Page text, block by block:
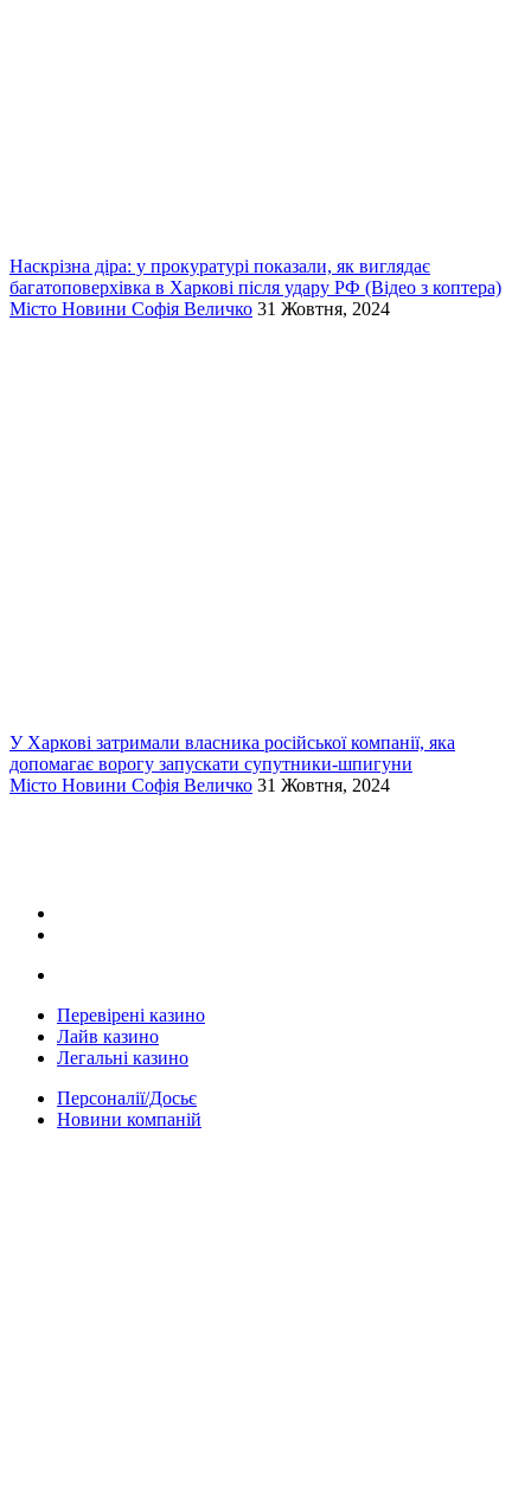
Наскрізна діра: у прокуратурі показали, як виглядає
багатоповерхівка в Харкові після удару РФ (Відео з коптера)
Місто Новини Софія Величко 31 Жовтня, 2024
У Харкові затримали власника російської компанії, яка
допомагає ворогу запускати супутники-шпигуни
Місто Новини Софія Величко 31 Жовтня, 2024
Перевірені казино
Лайв казино
Легальні казино
Персоналії/Досьє
Новини компаній